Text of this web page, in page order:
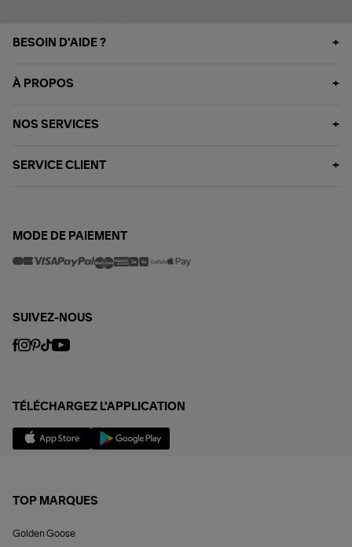
BESOIN D'AIDE ?
À PROPOS
NOS SERVICES
SERVICE CLIENT
MODE DE PAIEMENT
SUIVEZ-NOUS
TÉLÉCHARGEZ L'APPLICATION
TOP MARQUES
Golden Goose